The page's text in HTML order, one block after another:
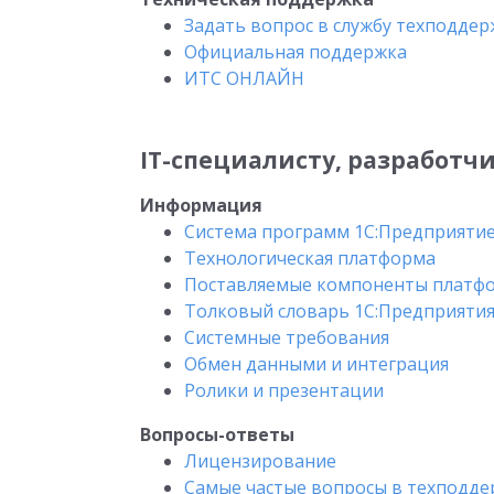
Задать вопрос в службу
Официальная поддержка
ИТС ОНЛАЙН
IT-специалисту,
Информация
Система программ
Технологическая платформа
Поставляемые компоненты
Толковый словарь
Системные требования
Обмен данными и интеграция
Ролики и презентации
Вопросы-ответы
Лицензирование
Самые частые вопросы в